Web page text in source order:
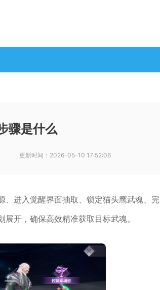
骤是什么
更新时间： 2026-05-10 17:52:06
、进入觉醒界面抽取、锁定猫头鹰武魂、完
开，确保高效精准获取目标武魂。